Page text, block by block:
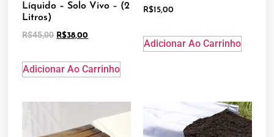
Líquido – Solo Vivo – (2
Litros)
R$45,00 R$38,00
Adicionar Ao Carrinho
R$15,00
Adicionar Ao Carrinho